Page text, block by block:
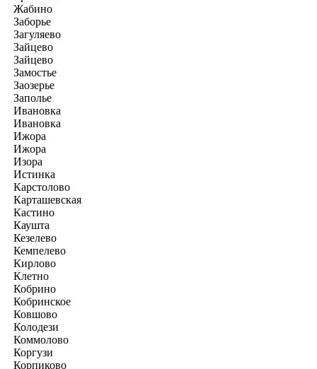
Жабино
Заборье
Загуляево
Зайцево
Зайцево
Замостье
Заозерье
Заполье
Ивановка
Ивановка
Ижора
Ижора
Изора
Истинка
Карстолово
Карташевская
Кастино
Каушта
Кезелево
Кемпелево
Кирлово
Клетно
Кобрино
Кобринское
Ковшово
Колодези
Коммолово
Коргузи
Корпиково